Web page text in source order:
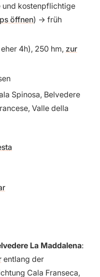
und kostenpflichtige
öffnen) → früh
4h), 250 hm, zur
Spinosa, Belvedere
Valle della
La Maddalena:
entlang der
Cala Franseca,